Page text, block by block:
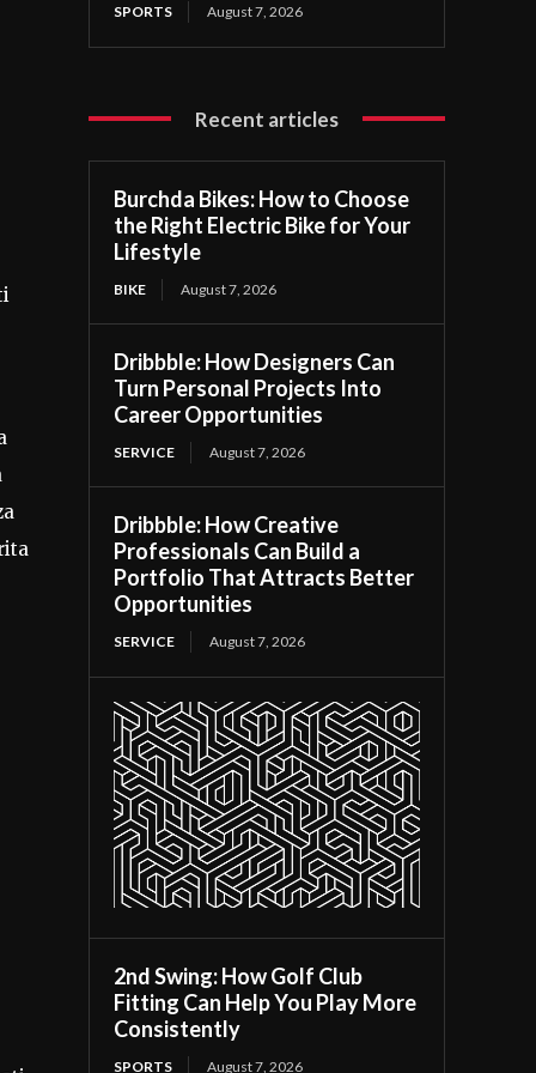
SPORTS August 7, 2026
Recent articles
Burchda Bikes: How to Choose
the Right Electric Bike for Your
Lifestyle
BIKE August 7, 2026
Dribbble: How Designers Can
Turn Personal Projects Into
Career Opportunities
SERVICE August 7, 2026
Dribbble: How Creative
Professionals Can Build a
Portfolio That Attracts Better
Opportunities
SERVICE August 7, 2026
2nd Swing: How Golf Club
Fitting Can Help You Play More
Consistently
SPORTS August 7, 2026